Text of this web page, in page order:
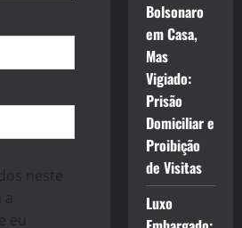
neste
a
eu
Bolsonaro
em Casa,
Mas
Vigiado:
Prisão
Domiciliar e
Proibição
de Visitas
Luxo